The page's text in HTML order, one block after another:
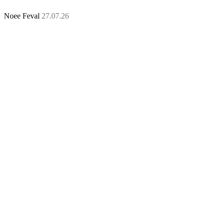
Noee Feval 27.07.26